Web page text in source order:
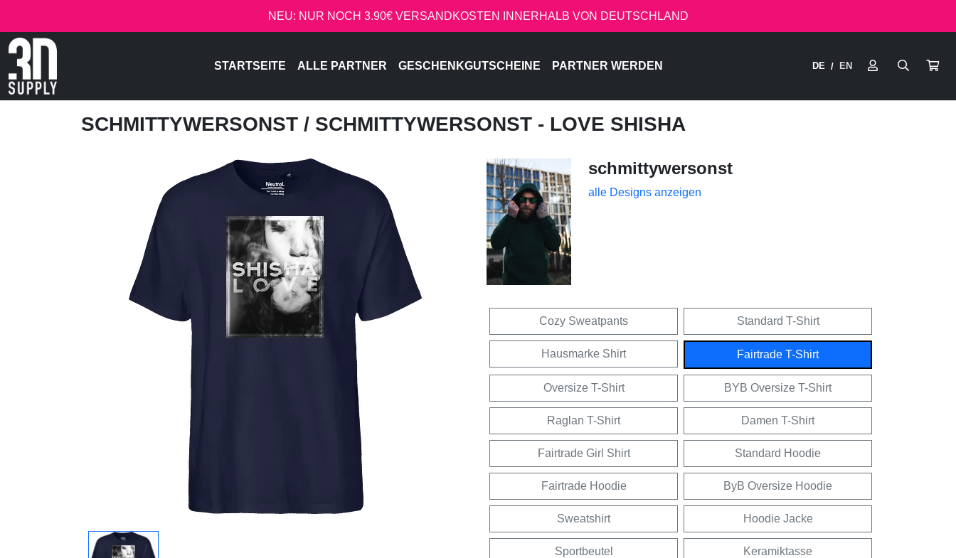
NEU: NUR NOCH 3.90€ VERSANDKOSTEN INNERHALB VON DEUTSCHLAND
STARTSEITE ALLE PARTNER GESCHENKGUTSCHEINE PARTNER WERDEN DE / EN
SCHMITTYWERSONST / SCHMITTYWERSONST - LOVE SHISHA
schmittywersonst
alle Designs anzeigen
Cozy Sweatpants Standard T-Shirt
Hausmarke Shirt Fairtrade T-Shirt
Oversize T-Shirt BYB Oversize T-Shirt
Raglan T-Shirt Damen T-Shirt
Fairtrade Girl Shirt Standard Hoodie
Fairtrade Hoodie ByB Oversize Hoodie
Sweatshirt Hoodie Jacke
Sportbeutel Keramiktasse